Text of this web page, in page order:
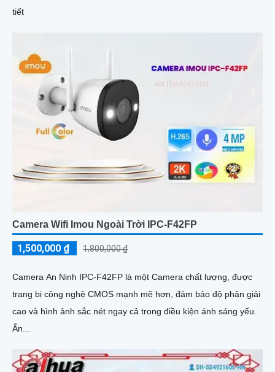
tiết
Camera Wifi Imou Ngoài Trời IPC-F42FP
1,500,000 ₫ 1,800,000 ₫
Camera An Ninh IPC-F42FP là một Camera chất lượng, được
trang bị công nghệ CMOS mạnh mẽ hơn, đảm bảo độ phân giải
cao và hình ảnh sắc nét ngay cả trong điều kiện ánh sáng yếu.
Ấn...